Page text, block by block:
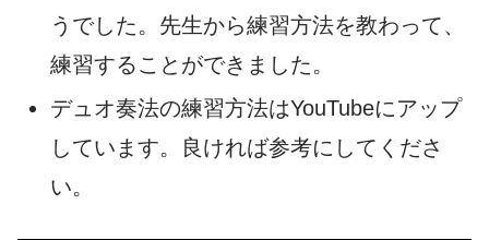
うでした。先生から練習方法を教わって、
練習することができました。
デュオ奏法の練習方法はYouTubeにアップ
しています。良ければ参考にしてくださ
い。